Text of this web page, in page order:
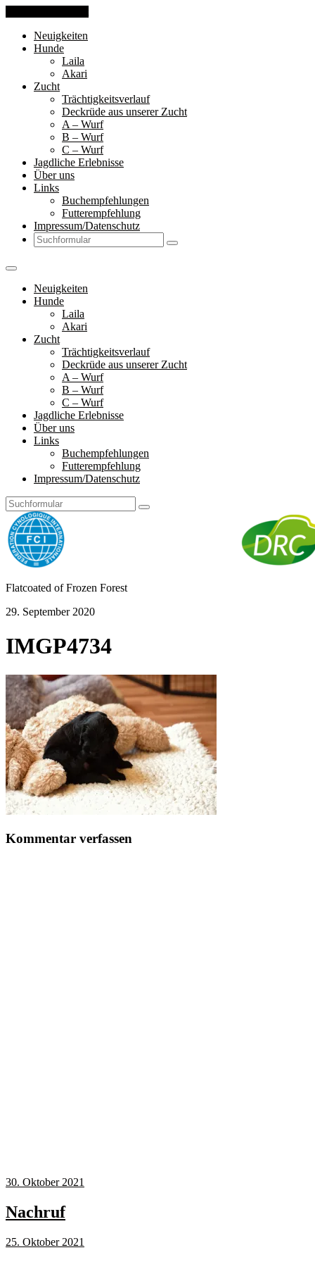
Neuigkeiten
Hunde
Laila
Akari
Zucht
Trächtigkeitsverlauf
Deckrüde aus unserer Zucht
A – Wurf
B – Wurf
C – Wurf
Jagdliche Erlebnisse
Über uns
Links
Buchempfehlungen
Futterempfehlung
Impressum/Datenschutz
Search
Neuigkeiten
Hunde
Laila
Akari
Zucht
Trächtigkeitsverlauf
Deckrüde aus unserer Zucht
A – Wurf
B – Wurf
C – Wurf
Jagdliche Erlebnisse
Über uns
Links
Buchempfehlungen
Futterempfehlung
Impressum/Datenschutz
Search
Forest
Flatcoated of Frozen Forest
29. September 2020
IMGP4734
Kommentar verfassen
30. Oktober 2021
Nachruf
25. Oktober 2021